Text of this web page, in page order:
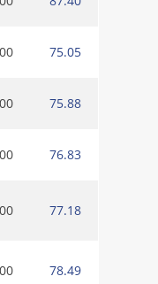
75.05
75.88
76.83
77.18
78.49